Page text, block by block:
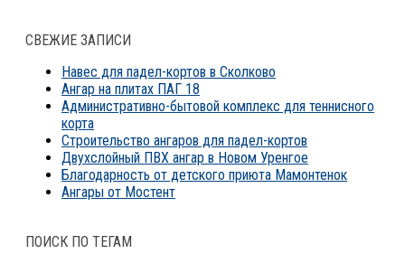
СВЕЖИЕ ЗАПИСИ
Навес для падел-кортов в Сколково
Ангар на плитах ПАГ 18
Административно-бытовой комплекс для теннисного
корта
Строительство ангаров для падел-кортов
Двухслойный ПВХ ангар в Новом Уренгое
Благодарность от детского приюта Мамонтенок
Ангары от Мостент
ПОИСК ПО ТЕГАМ